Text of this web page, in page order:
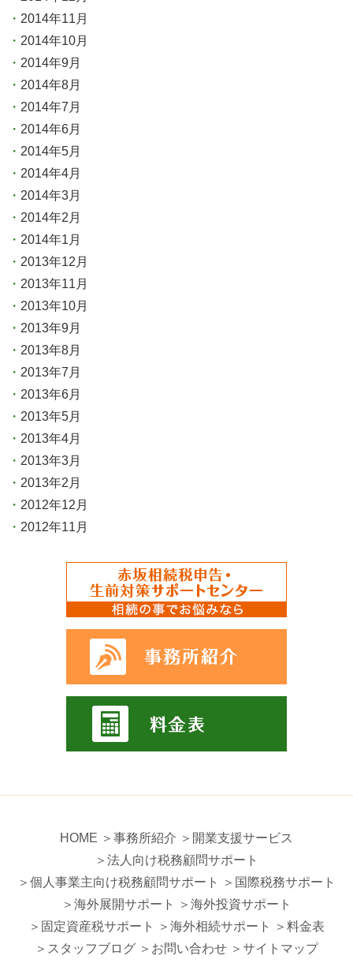
2014年11月
2014年10月
2014年9月
2014年8月
2014年7月
2014年6月
2014年5月
2014年4月
2014年3月
2014年2月
2014年1月
2013年12月
2013年11月
2013年10月
2013年9月
2013年8月
2013年7月
2013年6月
2013年5月
2013年4月
2013年3月
2013年2月
2012年12月
2012年11月
HOME ＞事務所紹介 ＞開業支援サービス
＞法人向け税務顧問サポート
＞個人事業主向け税務顧問サポート
＞国際税務サポート
＞海外展開サポート
＞海外投資サポート
＞固定資産税サポート
＞海外相続サポート
＞料金表
＞スタッフブログ ＞お問い合わせ ＞サイトマップ